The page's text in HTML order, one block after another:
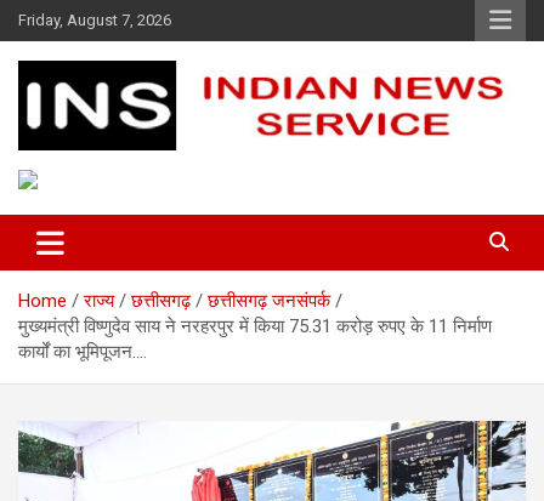
Skip
to
content
Friday, August 7, 2026
Indian News Service
Home राज्य छत्तीसगढ़
छत्तीसगढ़ जनसंपर्क
मुख्यमंत्री विष्णुदेव साय ने नरहरपुर में किया 75.31 करोड़ रुपए के 11 निर्माण
कार्यों का भूमिपूजन….